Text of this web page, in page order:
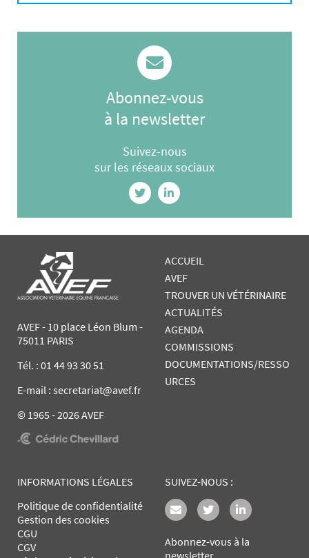
Abonnez-vous
à la newsletter
Suivez-nous
sur les réseaux sociaux
AVEF - 10 place Léon Blum -
75011 PARIS
Tél. : 01 44 93 30 51
E-mail : secretariat@avef.fr
© 1965 - 2026 AVEF
ACCUEIL
AVEF
TROUVER UN VÉTÉRINAIRE
ACTUALITÉS
AGENDA
COMMISSIONS
DOCUMENTATIONS/RESSO
URCES
INFORMATIONS LÉGALES
Politique de confidentialité
Gestion des cookies
CGU
CGV
SUIVEZ-NOUS :
Abonnez-vous à la